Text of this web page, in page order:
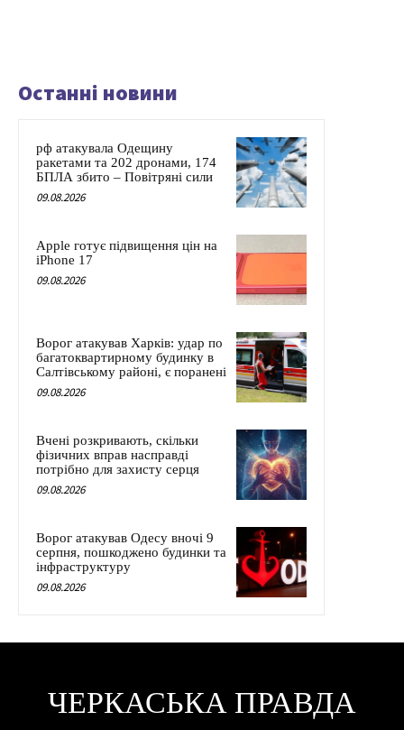
Останні новини
рф атакувала Одещину
ракетами та 202 дронами, 174
БПЛА збито – Повітряні сили
09.08.2026
Apple готує підвищення цін на
iPhone 17
09.08.2026
Ворог атакував Харків: удар по
багатоквартирному будинку в
Салтівському районі, є поранені
09.08.2026
Вчені розкривають, скільки
фізичних вправ насправді
потрібно для захисту серця
09.08.2026
Ворог атакував Одесу вночі 9
серпня, пошкоджено будинки та
інфраструктуру
09.08.2026
ЧЕРКАСЬКА ПРАВДА